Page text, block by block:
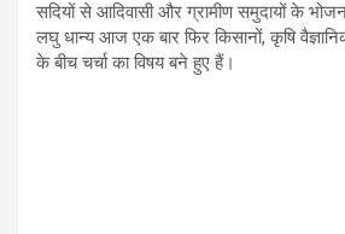
सदियों से आदिवासी और ग्रामीण समुदायों के
लघु धान्य आज एक बार फिर किसानों, कृषि
के बीच चर्चा का विषय बने हुए हैं।